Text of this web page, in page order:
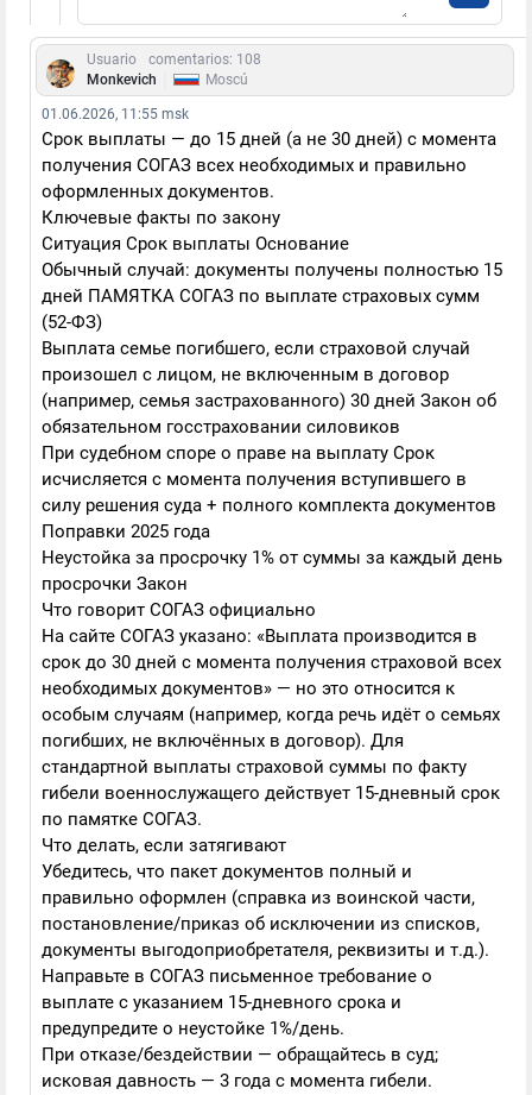
Usuario
comentarios: 108
Monkevich
Moscú
01.06.2026, 11:55 msk
Срок выплаты — до 15 дней (а не 30 дней) с момента
получения СОГАЗ всех необходимых и правильно
оформленных документов.
Ключевые факты по закону
Ситуация Срок выплаты Основание
Обычный случай: документы получены полностью 15
дней ПАМЯТКА СОГАЗ по выплате страховых сумм
(52-ФЗ)
Выплата семье погибшего, если страховой случай
произошел с лицом, не включенным в договор
(например, семья застрахованного) 30 дней Закон об
обязательном госстраховании силовиков
При судебном споре о праве на выплату Срок
исчисляется с момента получения вступившего в
силу решения суда + полного комплекта документов
Поправки 2025 года
Неустойка за просрочку 1% от суммы за каждый день
просрочки Закон
Что говорит СОГАЗ официально
На сайте СОГАЗ указано: «Выплата производится в
срок до 30 дней с момента получения страховой всех
необходимых документов» — но это относится к
особым случаям (например, когда речь идёт о семьях
погибших, не включённых в договор). Для
стандартной выплаты страховой суммы по факту
гибели военнослужащего действует 15-дневный срок
по памятке СОГАЗ.
Что делать, если затягивают
Убедитесь, что пакет документов полный и
правильно оформлен (справка из воинской части,
постановление/приказ об исключении из списков,
документы выгодоприобретателя, реквизиты и т.д.).
Направьте в СОГАЗ письменное требование о
выплате с указанием 15-дневного срока и
предупредите о неустойке 1%/день.
При отказе/бездействии — обращайтесь в суд;
исковая давность — 3 года с момента гибели.